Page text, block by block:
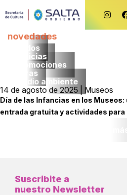
novedades
Todos
noticias
promociones
obras
medio ambiente
14 de agosto de 2025 | Museos
Día de las Infancias en los
entrada gratuita y actividades para
Suscribite a
nuestro Newsletter